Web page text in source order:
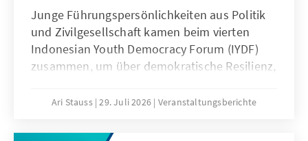
Junge Führungspersönlichkeiten aus Politik
und Zivilgesellschaft kamen beim vierten
Indonesian Youth Democracy Forum (IYDF)
zusammen, um über demokratische Resilienz,
Demokratie in Indonesien zu diskutieren.
Ari Stauss 29. Juli 2026 Veranstaltungsberichte